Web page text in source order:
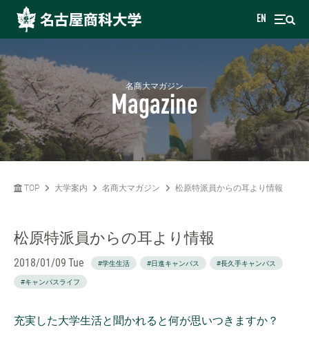
EN
名商大マガジン
Magazine
TOP 大学案内 名商大マガジン 松原特派員からの耳より情報
松原特派員からの耳より情報
2018/01/09 Tue #学生生活 #日進キャンパス #長久手キャンパス
#キャンパスライフ
充実した大学生活と聞かれると何が思いつきますか？